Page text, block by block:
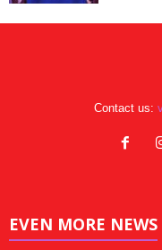
Contact us:
EVEN MORE NEWS